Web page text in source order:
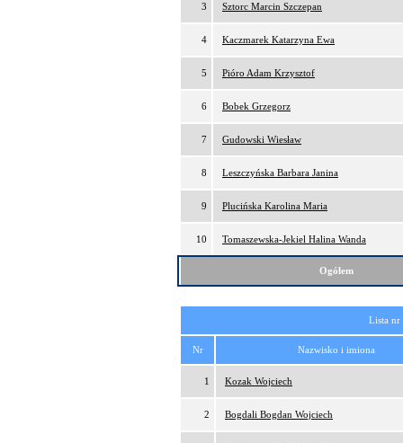
3 Sztorc Marcin Szczepan
4 Kaczmarek Katarzyna Ewa
5 Pióro Adam Krzysztof
6 Bobek Grzegorz
7 Gudowski Wiesław
8 Leszczyńska Barbara Janina
9 Plucińska Karolina Maria
10 Tomaszewska-Jekiel Halina Wanda
Ogółem
Lista
Nr Nazwisko i imiona
1 Kozak Wojciech
2 Bogdali Bogdan Wojciech